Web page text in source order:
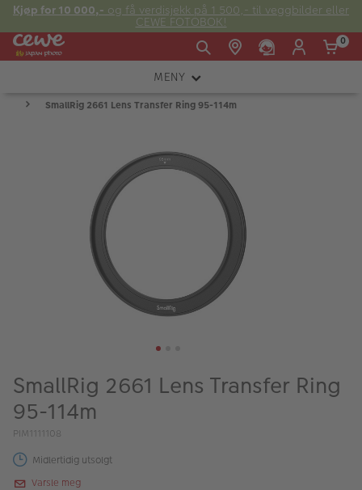
Kjøp for 10 000,- og få verdisjekk på 1 500,- til veggbilder eller
CEWE FOTOBOK!
Fre:
20:00
E-post:
kundeservice@japanphoto.no
0
MENY
KAMERA
LYS OG STUDIO
Kampanjer
Merker
SmallRig 2661 Lens Transfer Ring 95-114m
SmallRig 2661 Lens Transfer Ring
95-114m
PIM1111108
Midlertidig utsolgt
Varsle meg